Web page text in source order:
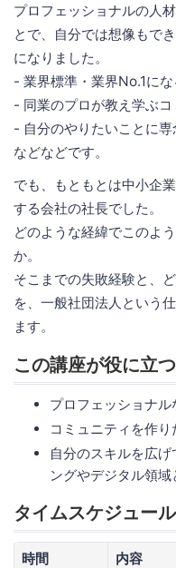
プロフェッショナルの人
とで、自分では想像もで
になりました。
- 業界標準・業界No.1に
- 同業のプロが教え学ぶ
- 自分のやりたいことに専
などなどです。
でも、もともとは中小企
する会社の社長でした。
どのような経緯でこのよ
か。
そこまでの失敗経験と、
を、一般社団法人という
ます。
この講座が役に立
プロフェッショナ
コミュニティを作り
自分のスキルを広
ングやデジタル領
タイムスケジュール
時間
内容